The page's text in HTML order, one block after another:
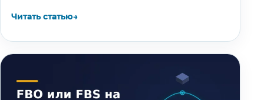
Читать статью→